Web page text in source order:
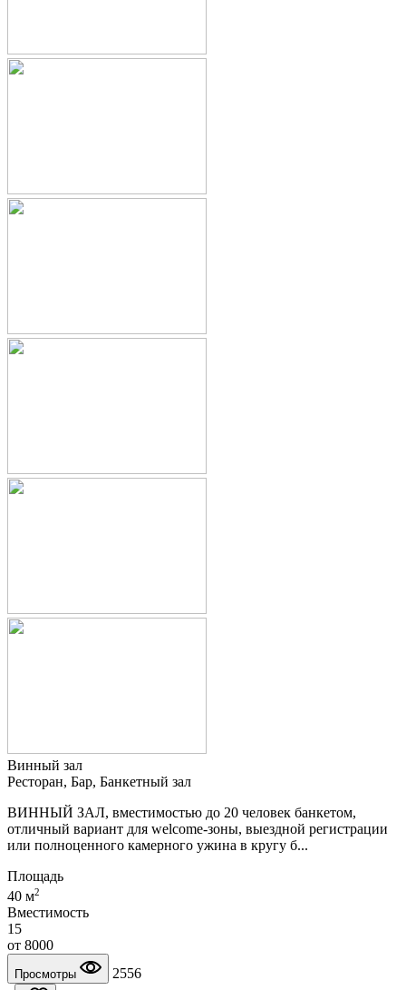
Винный зал
Ресторан, Бар, Банкетный зал
ВИННЫЙ ЗАЛ, вместимостью до 20 человек банкетом,
отличный вариант для welcome-зоны, выездной регистрации
или полноценного камерного ужина в кругу б...
Площадь
40 м2
Вместимость
15
от 8000
Просмотры 2556